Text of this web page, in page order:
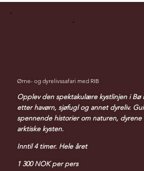
Ørne- og dyrelivssafari med RIB
Opplev den spektakulære kystlinjen i Bø
etter havørn, sjøfugl og annet dyreliv.
spennende historier om naturen,
arktiske kysten.
Inntil 4 timer. Hele året
1 300 NOK per pers